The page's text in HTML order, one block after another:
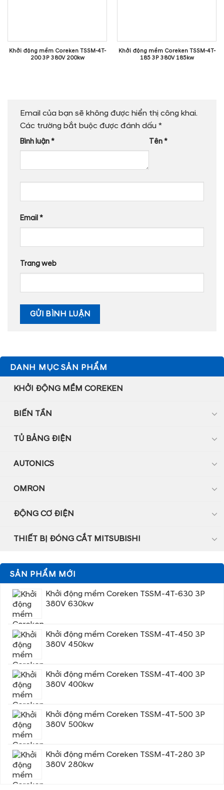
Khởi động mềm Coreken TSSM-4T-
200 3P 380V 200kw
Khởi động mềm Coreken TSSM-4T-
185 3P 380V 185kw
Email của bạn sẽ không được hiển thị công khai.
Các trường bắt buộc được đánh dấu *
Bình luận* Tên*
Email*
Trang web
DANH MỤC SẢN PHẨM
KHỞI ĐỘNG MỀM COREKEN
BIẾN TẦN
TỦ BẢNG ĐIỆN
AUTONICS
OMRON
ĐỘNG CƠ ĐIỆN
THIẾT BỊ ĐÓNG CẮT MITSUBISHI
SẢN PHẨM MỚI
Khởi động mềm Coreken TSSM-4T-630 3P
380V 630kw
Khởi động mềm Coreken TSSM-4T-450 3P
380V 450kw
Khởi động mềm Coreken TSSM-4T-400 3P
380V 400kw
Khởi động mềm Coreken TSSM-4T-500 3P
380V 500kw
Khởi động mềm Coreken TSSM-4T-280 3P
380V 280kw